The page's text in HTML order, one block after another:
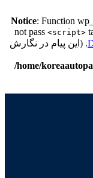
Notice: Function
not pass <script>
for more information. (این پیام در نگارش
/home/